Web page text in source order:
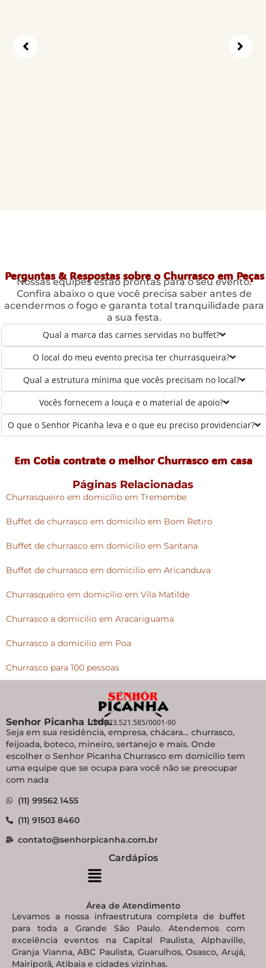
Perguntas & Respostas sobre o Churrasco em Peças
Nossas equipes estão prontas para o seu evento.
Confira abaixo o que você precisa saber antes de
acendermos o fogo e garanta total tranquilidade para
a sua festa.
Qual a marca das carnes servidas no buffet?
O local do meu evento precisa ter churrasqueira?
Qual a estrutura mínima que vocês precisam no local?
Vocês fornecem a louça e o material de apoio?
O que o Senhor Picanha leva e o que eu preciso providenciar?
Em Cotia contrate o melhor Churrasco em casa
Páginas Relacionadas
Churrasqueiro em domicílio em Tremembe
Buffet de churrasco em domicilio em Bom Retiro
Buffet de churrasco em domicilio em Santana
Buffet de churrasco em domicilio em Aricanduva
Churrasqueiro em domicílio em Vila Matilde
Churrasco a domicilio em Aracariguama
Churrasco a domicilio em Poa
Churrasco para 100 pessoas
Senhor Picanha Ltda.CNPJ 23.521.585/0001-90
Seja em sua residência, empresa, chácara… churrasco,
feijoada, boteco, mineiro, sertanejo e mais. Onde
escolher o Senhor Picanha Churrasco em domicílio tem
uma equipe que se ocupa para você não se preocupar
com nada
(11) 99562 1455
(11) 91503 8460
contato@senhorpicanha.com.br
Cardápios
Área de Atendimento
Levamos a nossa infraestrutura completa de buffet
para toda a Grande São Paulo. Atendemos com
excelência eventos na Capital Paulista, Alphaville,
Granja Vianna, ABC Paulista, Guarulhos, Osasco, Arujá,
Mairiporã, Atibaia e cidades vizinhas.